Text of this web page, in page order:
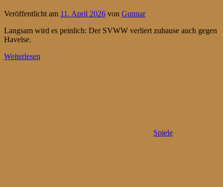
Veröffentlicht am 11. April 2026 von Gunnar
Langsam wird es peinlich: Der SVWW verliert zuhause auch gegen
Havelse.
Weiterlesen
Spiele